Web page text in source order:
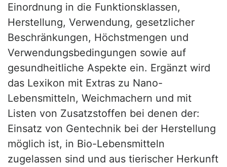
Einordnung in die Funktionsklassen,
Herstellung, Verwendung, gesetzlicher
Beschränkungen, Höchstmengen und
Verwendungsbedingungen sowie auf
gesundheitliche Aspekte ein. Ergänzt wird
das Lexikon mit Extras zu Nano-
Lebensmitteln, Weichmachern und mit
Listen von Zusatzstoffen bei denen der:
Einsatz von Gentechnik bei der Herstellung
möglich ist, in Bio-Lebensmitteln
zugelassen sind und aus tierischer Herkunft